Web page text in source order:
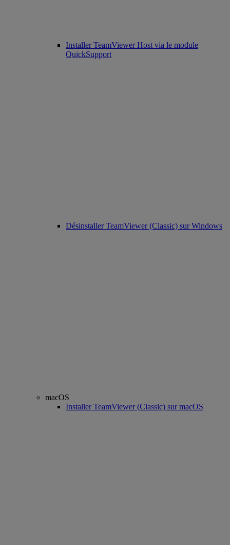
Installer TeamViewer Host via le module
QuickSupport
Désinstaller TeamViewer (Classic) sur Windows
macOS
Installer TeamViewer (Classic) sur macOS